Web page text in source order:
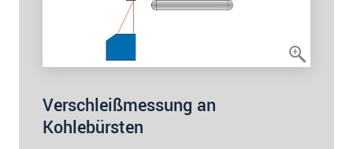
Verschleißmessung an
Kohlebürsten